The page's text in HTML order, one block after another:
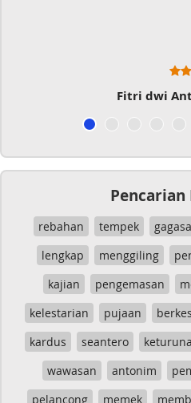
Fitri dwi Antari,
rebahan tempek
lengkap
menggiling
kajian
pengemasan
kelestarian
pujaan
kardus
seantero
wawasan
antonim
pelancong
memek